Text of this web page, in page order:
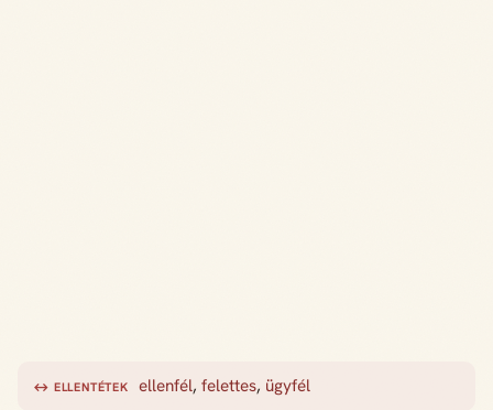
↔ ELLENTÉTEK ellenfél,felettes, ügyfél